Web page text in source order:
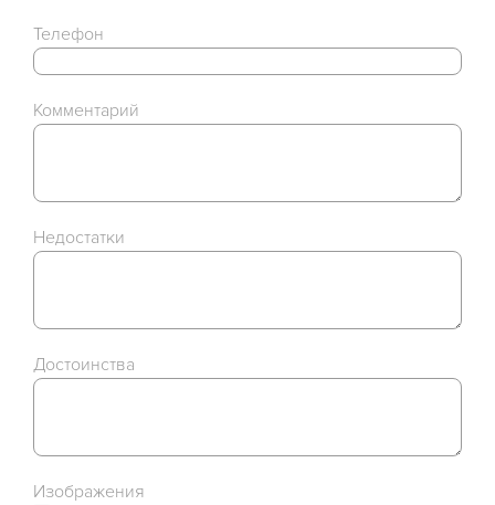
Телефон
Комментарий
Недостатки
Достоинства
Изображения